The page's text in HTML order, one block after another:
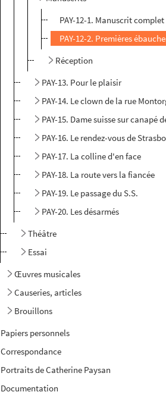
PAY-12-1. Manuscrit complet
PAY-12-2. Premières
Réception
PAY-13. Pour le plaisir
PAY-14. Le clown de la rue
PAY-15. Dame suisse sur canapé
PAY-16. Le rendez-vous de
PAY-17. La colline d'en face
PAY-18. La route vers la fiancée
PAY-19. Le passage du S.S.
PAY-20. Les désarmés
Théâtre
Essai
Œuvres musicales
Causeries, articles
Brouillons
Papiers personnels
Correspondance
Portraits de Catherine Paysan
Documentation